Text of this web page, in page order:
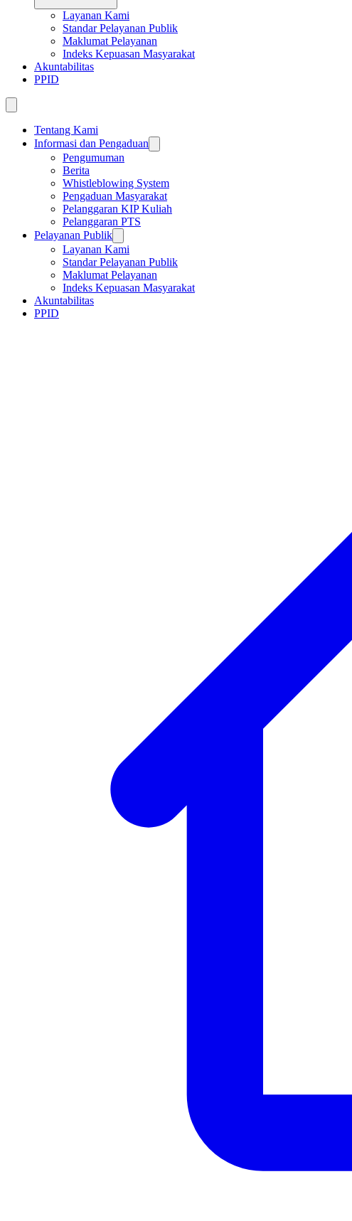
Layanan Kami
Standar Pelayanan Publik
Maklumat Pelayanan
Indeks Kepuasan Masyarakat
Akuntabilitas
PPID
Tentang Kami
Informasi dan Pengaduan
Pengumuman
Berita
Whistleblowing System
Pengaduan Masyarakat
Pelanggaran KIP Kuliah
Pelanggaran PTS
Pelayanan Publik
Layanan Kami
Standar Pelayanan Publik
Maklumat Pelayanan
Indeks Kepuasan Masyarakat
Akuntabilitas
PPID